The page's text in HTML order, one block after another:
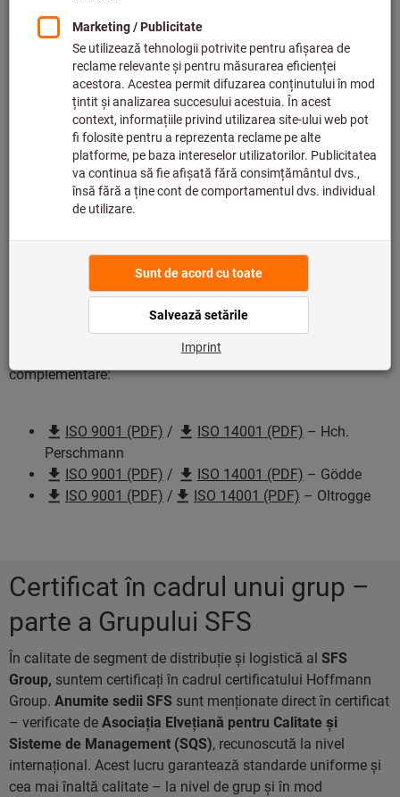
ISO 9001 – Managementul calității / Quality
Management (PDF)
ISO 14001 – Mediu / Environment (PDF)
ISO 50001 – Managementul energetic / Energy
Management (PDF)
ISO 45001 – Sănătate și securitate / Health and
Safety (PDF)
TISAX® – Securitatea informațiilor / Information
Security (PDF)
VDA 6.4 – Mijloace de producție / Means of
AEO – Vamă / Export / Customs / Export (PDF)
ISO 27001 - Managementul securității informațiilor
/ Informationssicherheitsmanagement (PDF)
În plus, în cadrul filialelor noastre se aplică certificări
complementare:
ISO 9001 (PDF) / ISO 14001 (PDF) – Hch.
Perschmann
ISO 9001 (PDF) / ISO 14001 (PDF) – Gödde
ISO 9001 (PDF) / ISO 14001 (PDF) – Oltrogge
Certificat în cadrul unui grup –
parte a Grupului SFS
În calitate de segment de distribuție și logistică al SFS
Group, suntem certificați în cadrul certificatului Hoffmann
Group. Anumite sedii SFS sunt menționate direct în certificat
– verificate de Asociația Elvețiană pentru Calitate și
Sisteme de Management (SQS), recunoscută la nivel
internațional. Acest lucru garantează standarde uniforme și
cea mai înaltă calitate – la nivel de grup și în mod